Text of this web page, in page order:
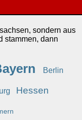
sondern aus
stammen, dann
Berlin
Hessen